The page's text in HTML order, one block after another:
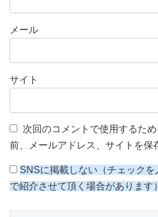
メール
サイト
次回のコメントで使用するた
前、メールアドレス、サイトを保
SNSに掲載しない（チェック
で紹介させて頂く場合があります）